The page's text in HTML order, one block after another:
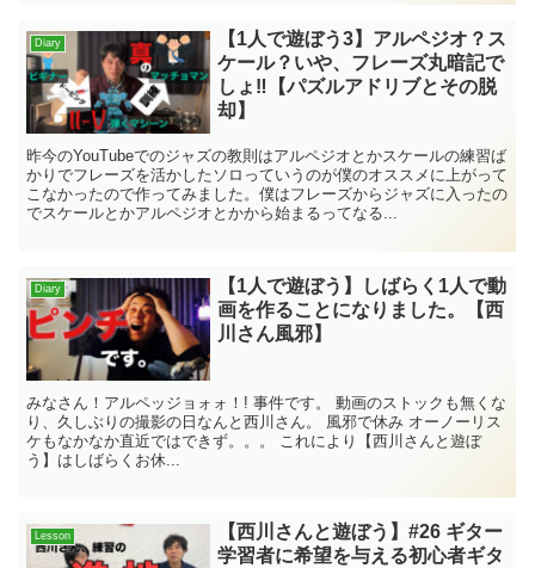
Diary
【1人で遊ぼう3】アルペジオ？ス
ケール？いや、フレーズ丸暗記で
しょ‼︎【パズルアドリブとその脱
却】
昨今のYouTubeでのジャズの教則はアルペジオとかスケールの練習ば
かりでフレーズを活かしたソロっていうのが僕のオススメに上がって
こなかったので作ってみました。僕はフレーズからジャズに入ったの
でスケールとかアルペジオとかから始まるってなる...
Diary
【1人で遊ぼう】しばらく1人で動
画を作ることになりました。【西
川さん風邪】
みなさん！アルペッジョォォ！! 事件です。 動画のストックも無くな
り、久しぶりの撮影の日なんと西川さん。 風邪で休み オーノーリス
ケもなかなか直近ではできず。。。 これにより【西川さんと遊ぼ
う】はしばらくお休...
Lesson
【西川さんと遊ぼう】#26 ギター
学習者に希望を与える初心者ギタ